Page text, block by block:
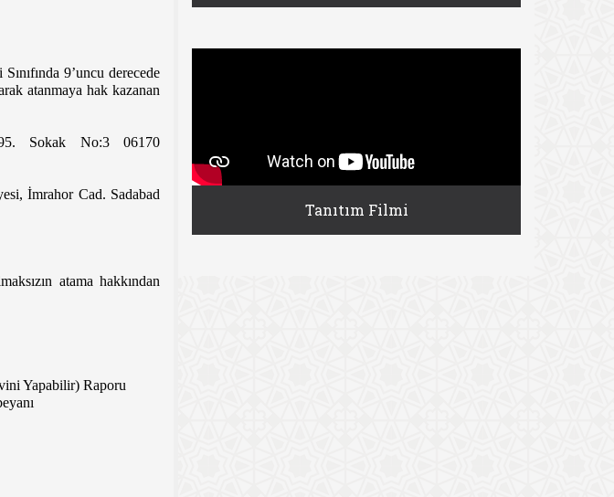
9’uncu derecede
atanmaya hak kazanan
95. Sokak No:3 06170
İmrahor Cad. Sadabad
atama hakkından
Yapabilir) Raporu
Tanıtım Filmi